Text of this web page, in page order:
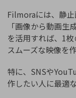
Filmoraには、静
「画像から動画生
を活用すれば、1
スムーズな映像を
特に、SNSや
作したい人に最適